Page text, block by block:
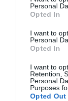
Personal
Opted In
I want to
Personal
Opted In
I want to
Retention,
Personal
Purposes
Opted Out
ΠΟΛΙΤΙΚΗ
ΠΑΣΟΚ:
πίνακες
μέχρι τα